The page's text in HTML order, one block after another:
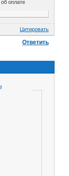
оплате
Цитировать
Ответить